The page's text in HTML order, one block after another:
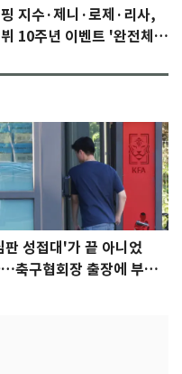
지수·제니·로제·리사,
10주년 이벤트 '완전체'
판 성접대'가 끝 아니었
축구협회장 출장에 부인